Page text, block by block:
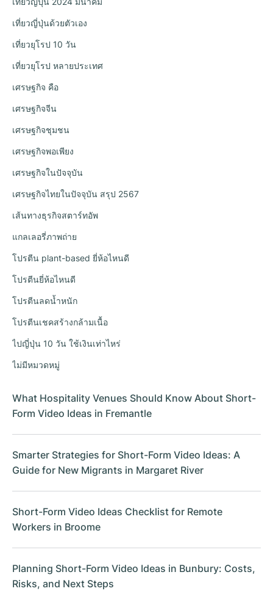
เที่ยวญี่ปุ่นด้วยตัวเอง
เที่ยวยุโรป 10 วัน
เที่ยวยุโรป หลายประเทศ
เศรษฐกิจ คือ
เศรษฐกิจจีน
เศรษฐกิจชุมชน
เศรษฐกิจพอเพียง
เศรษฐกิจในปัจจุบัน
เศรษฐกิจไทยในปัจจุบัน สรุป 2567
เส้นทางธุรกิจสตาร์ทอัพ
แกลเลอรี่ภาพถ่าย
โปรตีน plant-based ยี่ห้อไหนดี
โปรตีนยี่ห้อไหนดี
โปรตีนลดน้ำหนัก
โปรตีนเชคสร้างกล้ามเนื้อ
ไปญี่ปุ่น 10 วัน ใช้เงินเท่าไหร่
ไม่มีหมวดหมู่
What Hospitality Venues Should Know About Short-
Form Video Ideas in Fremantle
Smarter Strategies for Short-Form Video Ideas: A
Guide for New Migrants in Margaret River
Short-Form Video Ideas Checklist for Remote
Workers in Broome
Planning Short-Form Video Ideas in Bunbury: Costs,
Risks, and Next Steps